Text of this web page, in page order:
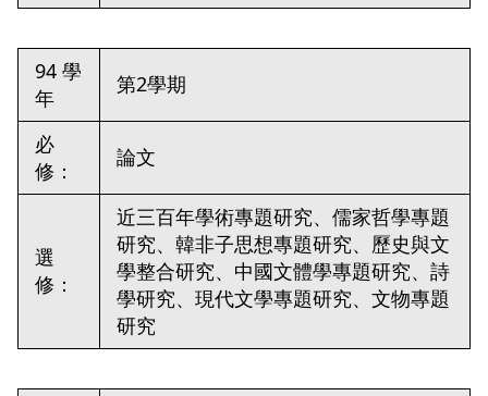
94 學
年
第2學期
必
修：
論文
選
修：
近三百年學術專題研究、儒家哲學專題
研究、韓非子思想專題研究、歷史與文
學整合研究、中國文體學專題研究、詩
學研究、現代文學專題研究、文物專題
研究